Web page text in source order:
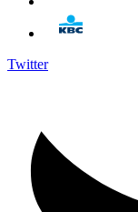
Twitter